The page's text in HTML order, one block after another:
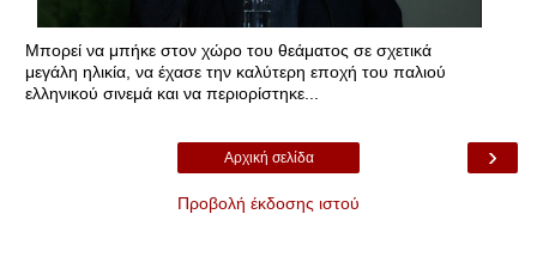
Μπορεί να μπήκε στον χώρο του θεάματος σε σχετικά
μεγάλη ηλικία, να έχασε την καλύτερη εποχή του παλιού
ελληνικού σινεμά και να περιορίστηκε...
›
Αρχική σελίδα
Προβολή έκδοσης ιστού